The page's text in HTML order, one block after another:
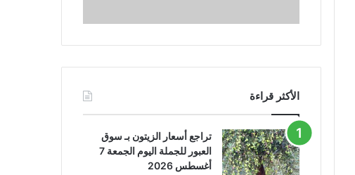
الأكثر قراءة
تراجع أسعار الزيتون بـ سوق
العبور للجملة اليوم الجمعة 7
أغسطس 2026